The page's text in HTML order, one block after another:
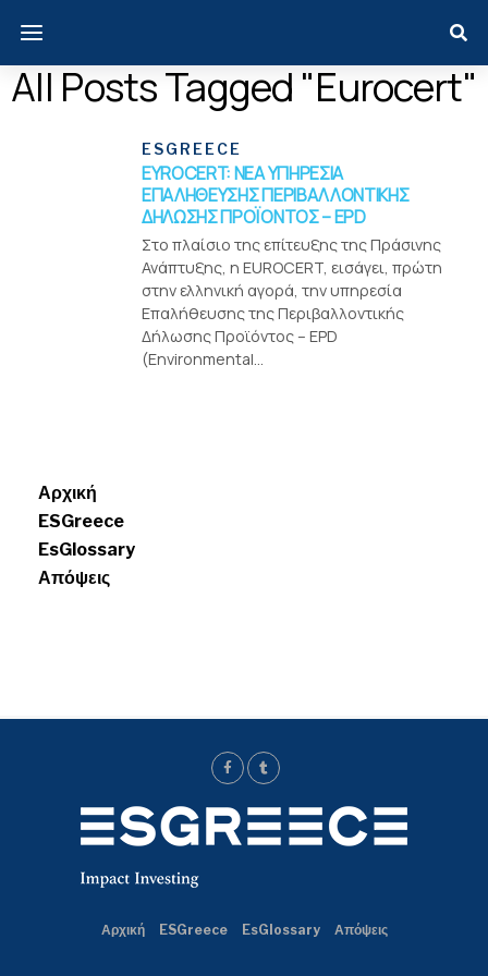
All Posts Tagged "Eurocert"
ESGREECE
EYROCERT: ΝΕΑ ΥΠΗΡΕΣΙΑ
ΕΠΑΛΗΘΕΥΣΗΣ ΠΕΡΙΒΑΛΛΟΝΤΙΚΗΣ
ΔΗΛΩΣΗΣ ΠΡΟΪΟΝΤΟΣ – EPD
Στο πλαίσιο της επίτευξης της Πράσινης
Ανάπτυξης, η EUROCERT, εισάγει, πρώτη
στην ελληνική αγορά, την υπηρεσία
Επαλήθευσης της Περιβαλλοντικής
Δήλωσης Προϊόντος – EPD
(Environmental...
Αρχική
ESGreece
EsGlossary
Απόψεις
Αρχική ESGreece EsGlossary Απόψεις